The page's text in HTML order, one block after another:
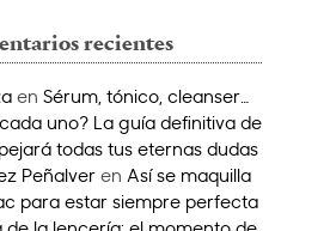
recientes
en Sérum, tónico, cleanser…
uno? La guía definitiva de
todas tus eternas dudas
Peñalveren Así se maquilla
para estar siempre perfecta